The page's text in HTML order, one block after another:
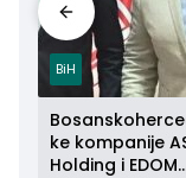
BiH
ke kompanije
Holding i EDOM